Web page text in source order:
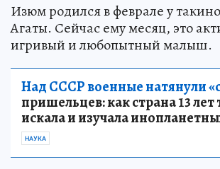
Изюм родился в феврале у
Агаты. Сейчас ему месяц, это
игривый и любопытный малыш.
Над СССР военные натянули
пришельцев: как страна 13 лет
искала и изучала
НАУКА